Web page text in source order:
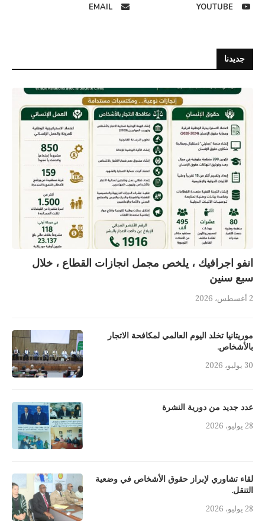
YOUTUBE
EMAIL
جديدنا
انفو اجرافيك ، يلخص مجمل انجازات القطاع ، خلال
سبع سنين
2 أغسطس، 2026
موريتانيا تخلد اليوم العالمي لمكافحة الاتجار
بالأشخاص.
30 يوليو، 2026
عدد جديد من دورية النشرة
28 يوليو، 2026
لقاء تشاوري لإبراز حقوق الأشخاص في وضعية
التنقل.
28 يوليو، 2026